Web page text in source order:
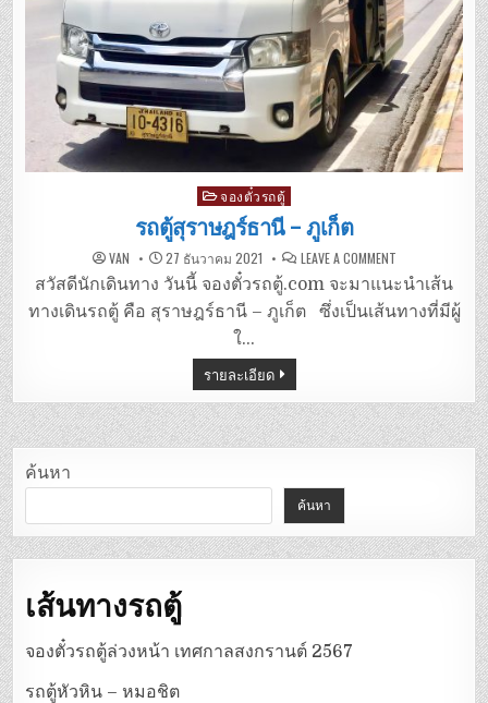
Posted
in
จองตั๋วรถตู้
รถตู้สุราษฎร์ธานี – ภูเก็ต
VAN 27 ธันวาคม 2021 LEAVE A COMMENTON
ตู้
สุราษฎร์ธานี
–
ภูเก็ต
สวัสดีนักเดินทาง วันนี้ จองตั๋วรถตู้.com จะมาแนะนำเส้น
ทางเดินรถตู้ คือ สุราษฎร์ธานี – ภูเก็ต ซึ่งเป็นเส้นทางที่มีผู้
ใ…
รายละเอียด
ค้นหา
ค้นหา
เส้นทางรถตู้
จองตั๋วรถตู้ล่วงหน้า เทศกาลสงกรานต์ 2567
รถตู้หัวหิน – หมอชิต